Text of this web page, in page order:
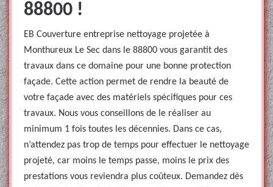
88800 !
EB Couverture entreprise nettoyage projetée à
Monthureux Le Sec dans le 88800 vous garantit des
travaux dans ce domaine pour une bonne protection
façade. Cette action permet de rendre la beauté de
votre façade avec des matériels spécifiques pour ces
travaux. Nous vous conseillons de le réaliser au
minimum 1 fois toutes les décennies. Dans ce cas,
n’attendez pas trop de temps pour effectuer le nettoyage
projeté, car moins le temps passe, moins le prix des
prestations vous reviendra plus coûteux. Demandez dès